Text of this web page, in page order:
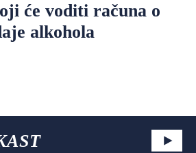
će voditi računa o
alkohola